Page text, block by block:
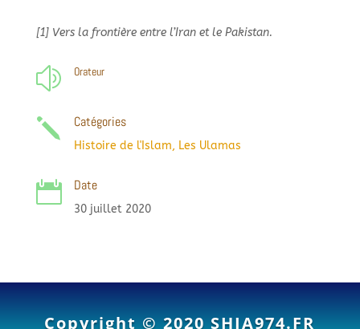
[1] Vers la frontière entre l’Iran et le Pakistan.
z Orateur
j Catégories
Histoire de l'Islam, Les Ulamas
 Date
30 juillet 2020
Copyright © 2020SHIA974.FR